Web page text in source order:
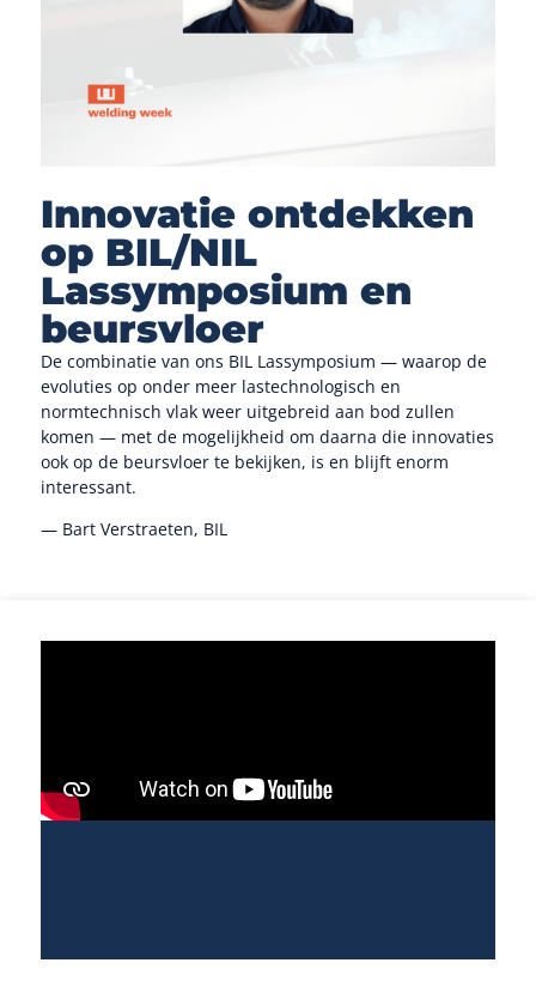
Innovatie ontdekken
op BIL/NIL
Lassymposium en
beursvloer
De combinatie van ons BIL Lassymposium — waarop de
evoluties op onder meer lastechnologisch en
normtechnisch vlak weer uitgebreid aan bod zullen
komen — met de mogelijkheid om daarna die innovaties
ook op de beursvloer te bekijken, is en blijft enorm
interessant.
— Bart Verstraeten, BIL